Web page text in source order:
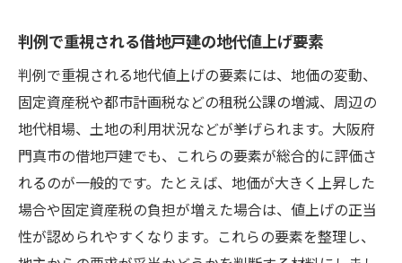
判例で重視される借地戸建の地代値上げ要素
判例で重視される地代値上げの要素には、地価の変動、
固定資産税や都市計画税などの租税公課の増減、周辺の
地代相場、土地の利用状況などが挙げられます。大阪府
門真市の借地戸建でも、これらの要素が総合的に評価さ
れるのが一般的です。たとえば、地価が大きく上昇した
場合や固定資産税の負担が増えた場合は、値上げの正当
性が認められやすくなります。これらの要素を整理し、